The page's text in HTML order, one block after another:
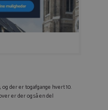
der er togafgange hvert 10.
er der også en del